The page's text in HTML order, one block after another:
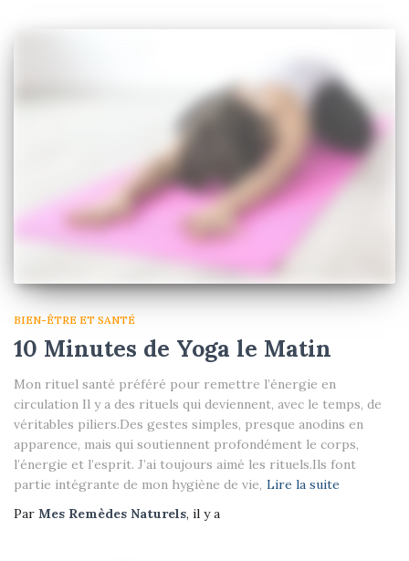
BIEN-ÊTRE ET SANTÉ
10 Minutes de Yoga le Matin
Mon rituel santé préféré pour remettre l’énergie en
circulation Il y a des rituels qui deviennent, avec le temps, de
véritables piliers.Des gestes simples, presque anodins en
apparence, mais qui soutiennent profondément le corps,
l’énergie et l’esprit. J’ai toujours aimé les rituels.Ils font
partie intégrante de mon hygiène de vie, Lire la suite
Par Mes Remèdes Naturels, il y a